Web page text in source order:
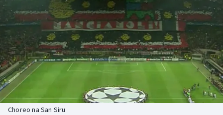
Cyklistika
DALŠÍ SPORTY
Americký fotbal
Baseball a softbal
Basketbal
NEPŘEHLÉDNĚTE
Soutěže
Historické návraty
Choreo na San Siru